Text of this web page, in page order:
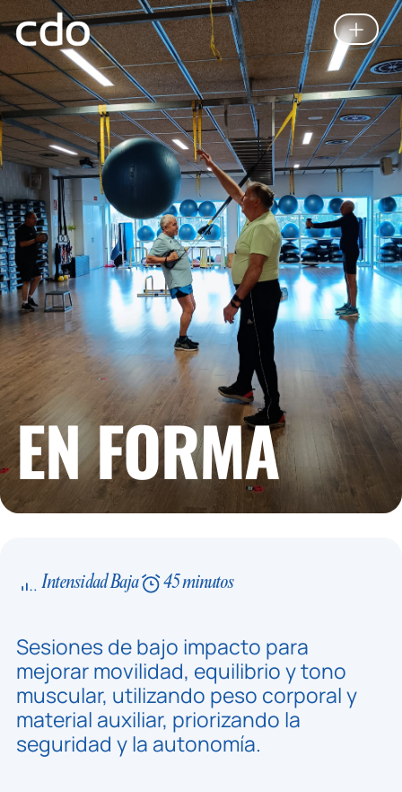
EN FORMA
Intensidad Baja 45 minutos
Sesiones de bajo impacto para
mejorar movilidad, equilibrio y tono
muscular, utilizando peso corporal y
material auxiliar, priorizando la
seguridad y la autonomía.